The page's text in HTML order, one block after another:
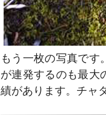
もう一枚の写真です
が連発するのも最大
績があります。チャ